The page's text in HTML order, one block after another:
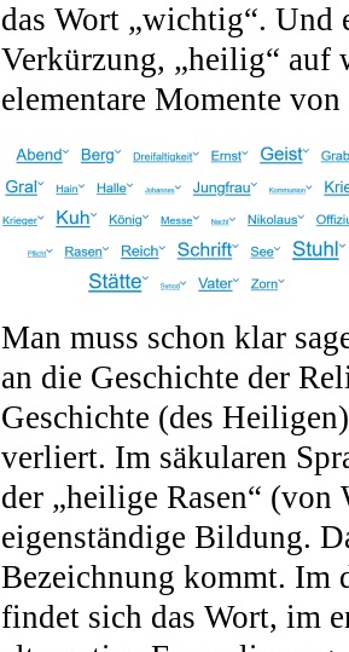
das Wort „wichtig“. Und
Verkürzung, „heilig“ auf
elementare Momente
Man muss schon klar
an die Geschichte der
Geschichte (des
verliert. Im säkularen
der „heilige Rasen“
eigenständige Bildung.
Bezeichnung kommt. Im
findet sich das Wort, im